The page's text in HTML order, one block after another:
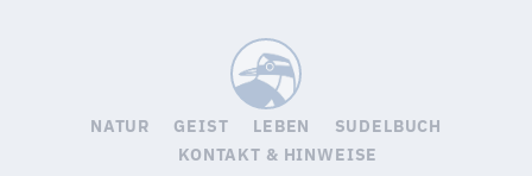
NATUR GEIST LEBEN
SUDELBUCH
KONTAKT & HINWEISE